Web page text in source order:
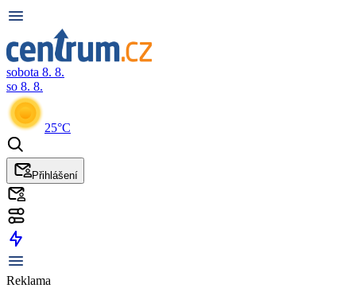
sobota 8. 8.
so 8. 8.
25°C
Přihlášení
Reklama